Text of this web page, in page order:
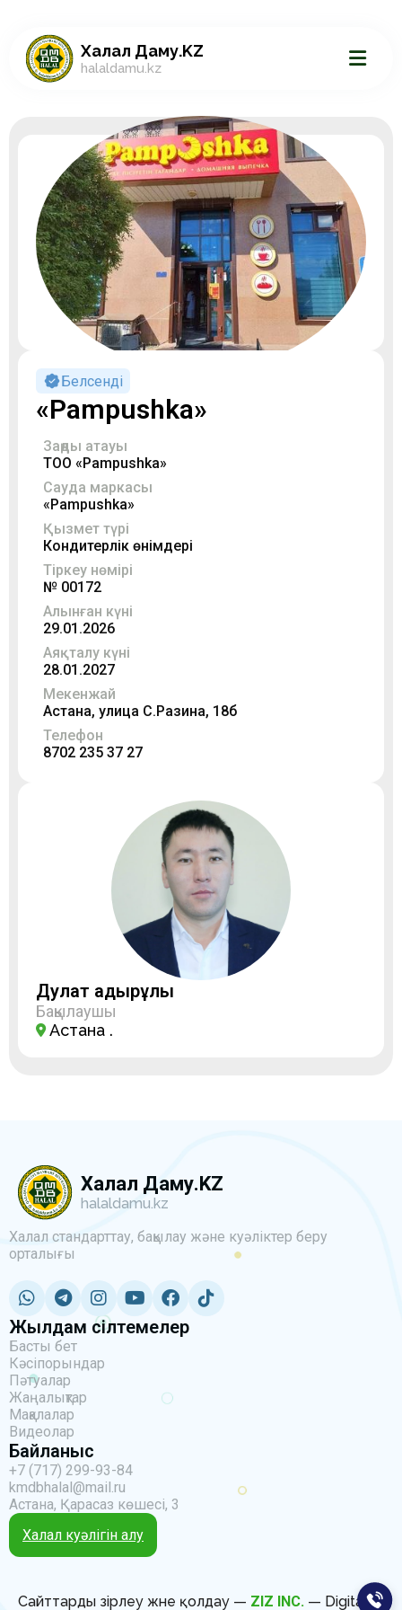
Халал Даму.KZ
halaldamu.kz
Белсенді
«Pampushka»
Заңды атауы
ТОО «Pampushka»
Сауда маркасы
«Pampushka»
Қызмет түрі
Кондитерлік өнімдері
Тіркеу нөмірі
№ 00172
Алынған күні
29.01.2026
Аяқталу күні
28.01.2027
Мекенжай
Астана, улица С.Разина, 18б
Телефон
8702 235 37 27
Дулат Қадырұлы
Бақылаушы
Астана қ.
Халал Даму.KZ
halaldamu.kz
Халал стандарттау, бақылау және куәліктер беру
орталығы
Жылдам сілтемелер
Басты бет
Кәсіпорындар
Пәтуалар
Жаңалықтар
Мақалалар
Видеолар
Байланыс
+7 (717) 299-93-84
kmdbhalal@mail.ru
Астана, Қарасаз көшесі, 3
Халал куәлігін алу
Сайттарды әзірлеу және қолдау — ZIZ INC. — Digital IT